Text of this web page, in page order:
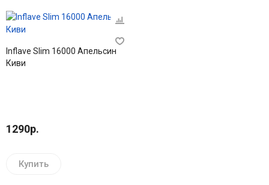
Inflave Slim 16000 Апельсин
Киви
1290р.
Купить